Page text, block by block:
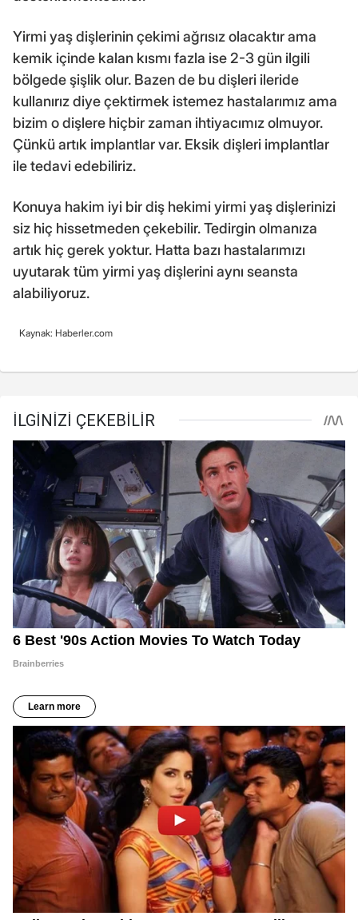
Yirmi yaş dişlerinin çekimi ağrısız olacaktır ama
kemik içinde kalan kısmı fazla ise 2-3 gün ilgili
bölgede şişlik olur. Bazen de bu dişleri ileride
kullanırız diye çektirmek istemez hastalarımız ama
bizim o dişlere hiçbir zaman ihtiyacımız olmuyor.
Çünkü artık implantlar var. Eksik dişleri implantlar
ile tedavi edebiliriz.
Konuya hakim iyi bir diş hekimi yirmi yaş dişlerinizi
siz hiç hissetmeden çekebilir. Tedirgin olmanıza
artık hiç gerek yoktur. Hatta bazı hastalarımızı
uyutarak tüm yirmi yaş dişlerini aynı seansta
alabiliyoruz.
Kaynak: Haberler.com